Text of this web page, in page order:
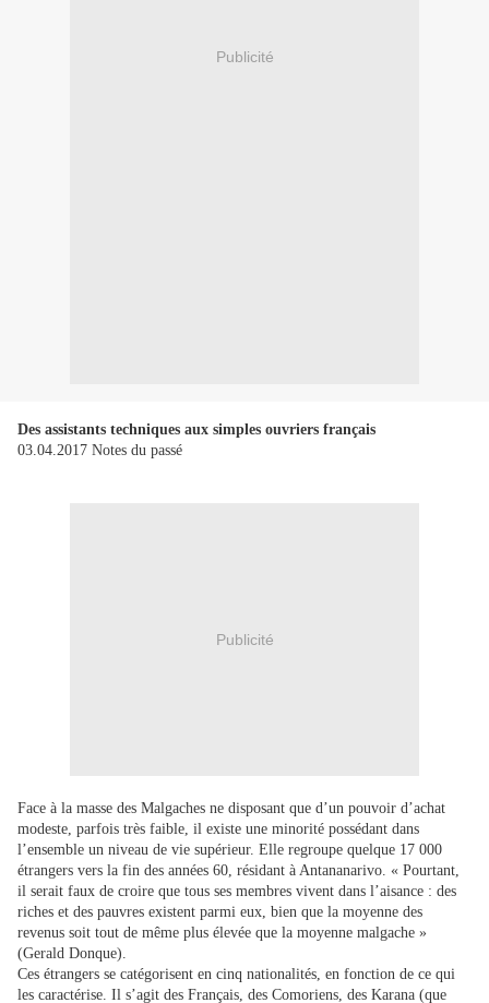
Publicité
Des assistants techniques aux simples ouvriers français
03.04.2017 Notes du passé
Publicité
Face à la masse des Malgaches ne disposant que d’un pouvoir d’achat
modeste, parfois très faible, il existe une minorité possédant dans
l’ensemble un niveau de vie supérieur. Elle regroupe quelque 17 000
étrangers vers la fin des années 60, résidant à Antananarivo. « Pourtant,
il serait faux de croire que tous ses membres vivent dans l’aisance : des
riches et des pauvres existent parmi eux, bien que la moyenne des
revenus soit tout de même plus élevée que la moyenne malgache »
(Gerald Donque).
Ces étrangers se catégorisent en cinq nationalités, en fonction de ce qui
les caractérise. Il s’agit des Français, des Comoriens, des Karana (que